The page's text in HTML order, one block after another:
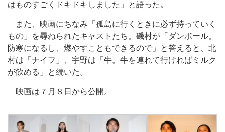
はものすごくドキドキしました」と語った。
また、映画にちなみ「孤島に行くときに必ず持っていく
もの」を尋ねられたキャストたち。磯村が「ダンボール。
防寒になるし、燃やすこともできるので」と答えると、北
村は「ナイフ」、宇野は「牛。牛を連れて行ければミルク
が飲める」と続いた。
映画は７月８日から公開。